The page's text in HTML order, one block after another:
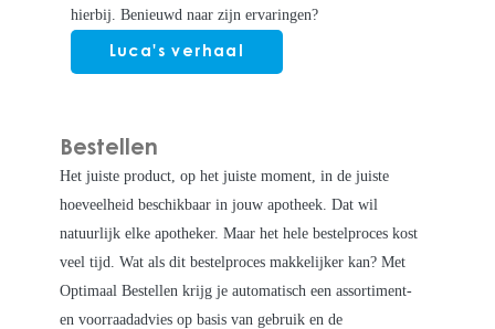
hierbij. Benieuwd naar zijn ervaringen?
Luca's verhaal
Bestellen
Het juiste product, op het juiste moment, in de juiste
hoeveelheid beschikbaar in jouw apotheek. Dat wil
natuurlijk elke apotheker. Maar het hele bestelproces kost
veel tijd. Wat als dit bestelproces makkelijker kan? Met
Optimaal Bestellen krijg je automatisch een assortiment-
en voorraadadvies op basis van gebruik en de